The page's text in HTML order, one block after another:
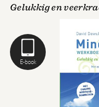
E-book
Gelukkig en